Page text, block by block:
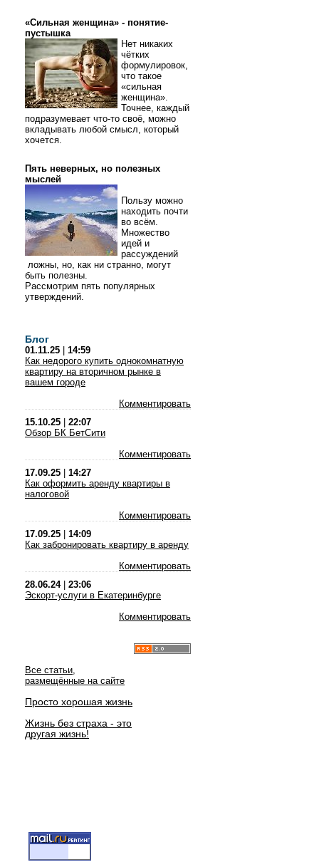
«Сильная женщина» - понятие-
пустышка
Нет никаких
чётких
формулировок,
что такое
«сильная
женщина».
Точнее, каждый
подразумевает что-то своё, можно
вкладывать любой смысл, который
хочется.
Пять неверных, но полезных
мыслей
Пользу можно
находить почти
во всём.
Множество
идей и
рассуждений
ложны, но, как ни странно, могут
быть полезны.
Рассмотрим пять популярных
утверждений.
Блог
01.11.25
14:59
Как недорого купить однокомнатную
квартиру на вторичном рынке в
вашем городе
Комментировать
15.10.25
22:07
Обзор БК БетСити
Комментировать
17.09.25
14:27
Как оформить аренду квартиры в
налоговой
Комментировать
17.09.25
14:09
Как забронировать квартиру в аренду
Комментировать
28.06.24| 23:06
Эскорт-услуги в Екатеринбурге
Комментировать
Все статьи,
размещённые на сайте
Просто хорошая жизнь
Жизнь без страха - это
другая жизнь!